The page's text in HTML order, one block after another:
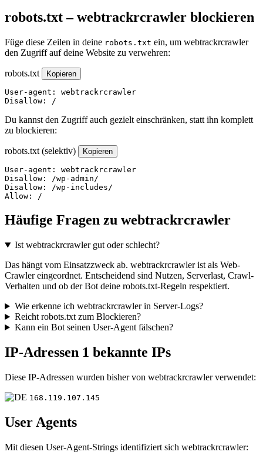
robots.txt – webtrackrcrawler blockieren
Füge diese Zeilen in deine robots.txt ein, um webtrackrcrawler
den Zugriff auf deine Website zu verwehren:
robots.txt Kopieren
User-agent: webtrackrcrawler
Disallow: /
Du kannst den Zugriff auch gezielt einschränken, statt ihn komplett
zu blockieren:
robots.txt (selektiv) Kopieren
User-agent: webtrackrcrawler
Disallow: /wp-admin/
Disallow: /wp-includes/
Allow: /
Häufige Fragen zu webtrackrcrawler
Ist webtrackrcrawler gut oder schlecht?
Das hängt vom Einsatzzweck ab. webtrackrcrawler ist als Web-
Crawler eingeordnet. Entscheidend sind Nutzen, Serverlast, Crawl-
Verhalten und ob der Bot deine robots.txt-Regeln respektiert.
Wie erkenne ich webtrackrcrawler in Server-Logs?
Reicht robots.txt zum Blockieren?
Kann ein Bot seinen User-Agent fälschen?
IP-Adressen 1 bekannte IPs
Diese IP-Adressen wurden bisher von webtrackrcrawler verwendet:
168.119.107.145
User Agents
Mit diesen User-Agent-Strings identifiziert sich webtrackrcrawler: